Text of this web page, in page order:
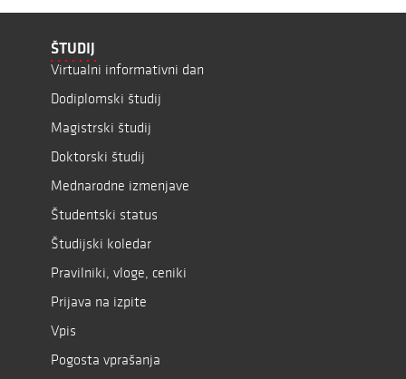
ŠTUDIJ
Virtualni informativni dan
Dodiplomski študij
Magistrski študij
Doktorski študij
Mednarodne izmenjave
Študentski status
Študijski koledar
Pravilniki, vloge, ceniki
Prijava na izpite
Vpis
Pogosta vprašanja